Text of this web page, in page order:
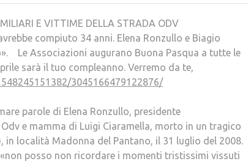
FAMILIARI E VITTIME DELLA STRADA ODV
34 anni. Elena Ronzullo e Biagio
Le Associazioni augurano Buona Pasqua a tutte le
sarà il tuo compleanno. Verremo da te,
3045166479122876/
parole di Elena Ronzullo, presidente
e mamma di Luigi Ciaramella, morto in un tragico
località Madonna del Pantano, il 31 luglio del 2008.
posso non ricordare i momenti tristissimi vissuti